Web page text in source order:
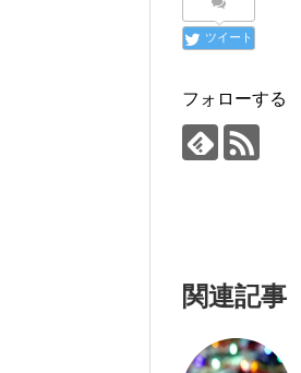
ツイート
フォローする
関連記事